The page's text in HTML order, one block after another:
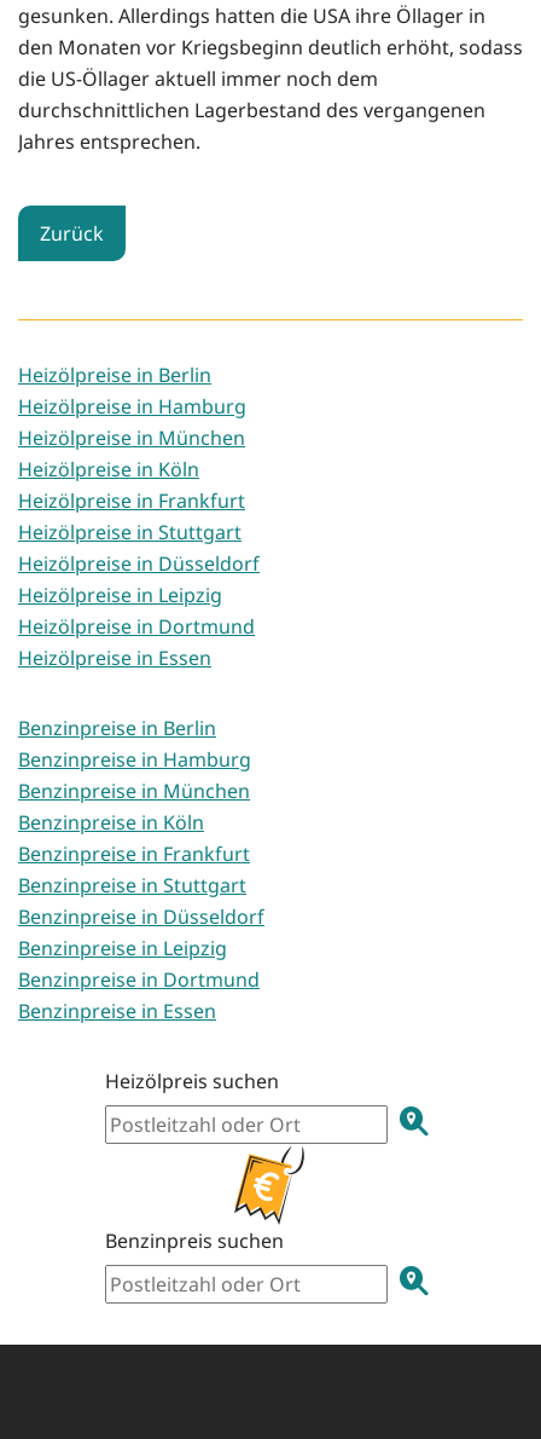
gesunken. Allerdings hatten die USA ihre Öllager in
den Monaten vor Kriegsbeginn deutlich erhöht, sodass
die US-Öllager aktuell immer noch dem
durchschnittlichen Lagerbestand des vergangenen
Jahres entsprechen.
Zurück
Heizölpreise in Berlin
Heizölpreise in Hamburg
Heizölpreise in München
Heizölpreise in Köln
Heizölpreise in Frankfurt
Heizölpreise in Stuttgart
Heizölpreise in Düsseldorf
Heizölpreise in Leipzig
Heizölpreise in Dortmund
Heizölpreise in Essen
Benzinpreise in Berlin
Benzinpreise in Hamburg
Benzinpreise in München
Benzinpreise in Köln
Benzinpreise in Frankfurt
Benzinpreise in Stuttgart
Benzinpreise in Düsseldorf
Benzinpreise in Leipzig
Benzinpreise in Dortmund
Benzinpreise in Essen
Heizölpreis suchen
Benzinpreis suchen